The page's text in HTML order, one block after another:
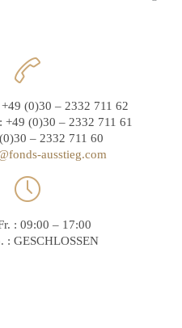

(0)30 – 2332 711 62
+49 (0)30 – 2332 711 61
– 2332 711 60
ausstieg.com

: 09:00 – 17:00
: GESCHLOSSEN